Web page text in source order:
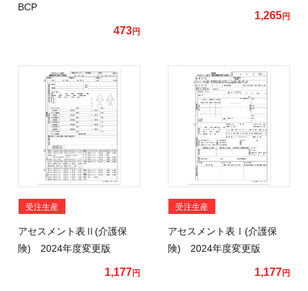
BCP
473円
1,265円
受注生産
アセスメント表Ⅱ(介護保
険) 2024年度変更版
1,177円
受注生産
アセスメント表Ⅰ(介護保
険) 2024年度変更版
1,177円